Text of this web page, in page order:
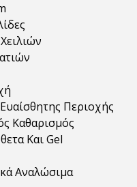
Περιοχής
Καθαρισμός
Και Gel
Αναλώσιμα